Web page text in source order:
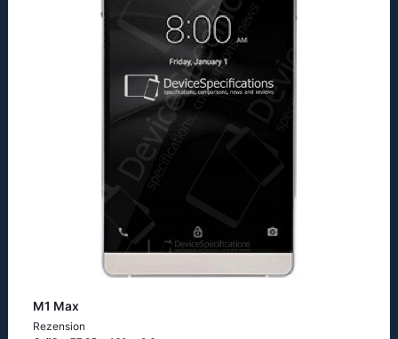
M1 Max
Rezension